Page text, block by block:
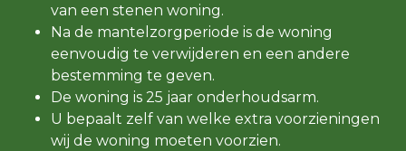
van een stenen woning.
Na de mantelzorgperiode is de woning
eenvoudig te verwijderen en een andere
bestemming te geven.
De woning is 25 jaar onderhoudsarm.
U bepaalt zelf van welke extra voorzieningen
wij de woning moeten voorzien.